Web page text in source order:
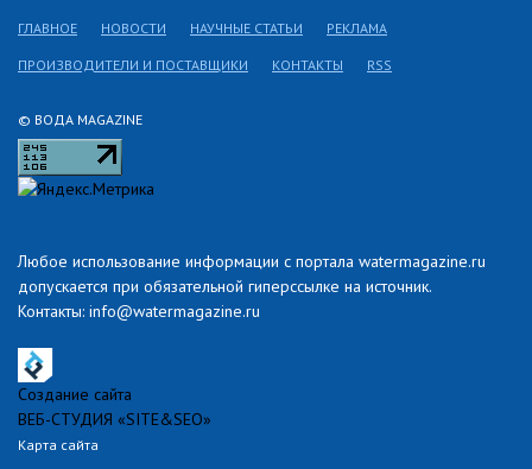
© ВОДА MAGAZINE
Любое использование информации с портала watermagazine.ru
допускается при обязательной гиперссылке на источник.
Контакты: info@watermagazine.ru
ГЛАВНОЕ НОВОСТИ НАУЧНЫЕ СТАТЬИ РЕКЛАМА
ПРОИЗВОДИТЕЛИ И ПОСТАВЩИКИ КОНТАКТЫ RSS
Создание сайта
ВЕБ-СТУДИЯ «SITE&SEO»
Карта сайта